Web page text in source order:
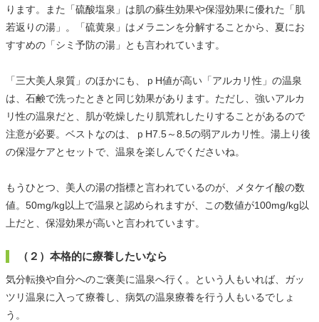
ります。また「硫酸塩泉」は肌の蘇生効果や保湿効果に優れた「肌
若返りの湯」。「硫黄泉」はメラニンを分解することから、夏にお
すすめの「シミ予防の湯」とも言われています。
「三大美人泉質」のほかにも、ｐH値が高い「アルカリ性」の温泉
は、石鹸で洗ったときと同じ効果があります。ただし、強いアルカ
リ性の温泉だと、肌が乾燥したり肌荒れしたりすることがあるので
注意が必要。ベストなのは、ｐH7.5～8.5の弱アルカリ性。湯上り後
の保湿ケアとセットで、温泉を楽しんでくださいね。
もうひとつ、美人の湯の指標と言われているのが、メタケイ酸の数
値。50mg/kg以上で温泉と認められますが、この数値が100mg/kg以
上だと、保湿効果が高いと言われています。
（２）本格的に療養したいなら
気分転換や自分へのご褒美に温泉へ行く。という人もいれば、ガッ
ツリ温泉に入って療養し、病気の温泉療養を行う人もいるでしょ
う。